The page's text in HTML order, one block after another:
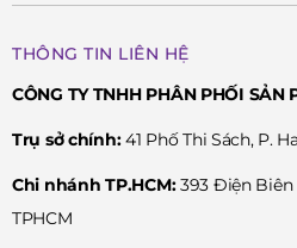
THÔNG TIN LIÊN HỆ
CÔNG TY TNHH PHÂN PHỐI SẢN
Trụ sở chính:41 Phố Thi Sách, P.
Chi nhánh TP.HCM:393 Điện Biên
TPHCM